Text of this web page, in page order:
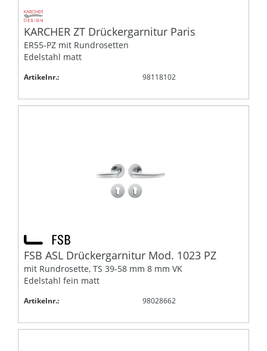
KARCHER ZT Drückergarnitur Paris
ER55-PZ mit Rundrosetten
Edelstahl matt
Artikelnr.: 98118102
FSB ASL Drückergarnitur Mod. 1023 PZ
mit Rundrosette, TS 39-58 mm 8 mm VK
Edelstahl fein matt
Artikelnr.: 98028662